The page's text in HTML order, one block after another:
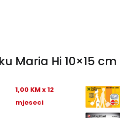
Maria Hi 10×15 cm
1,00 KM x 12
mjeseci